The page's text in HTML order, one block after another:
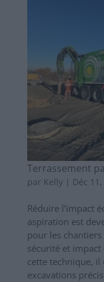
Terrassement
par Kelly| Déc
Réduire l’impact
aspiration est
pour les
sécurité et
cette technique, il
excavations